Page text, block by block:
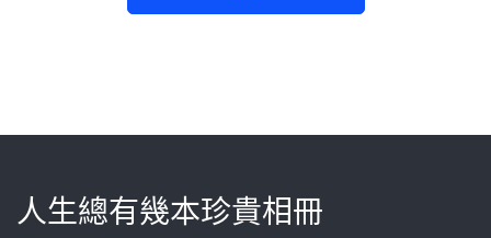
人生總有幾本珍貴相冊